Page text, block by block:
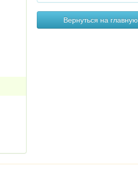
Вернуться на главную